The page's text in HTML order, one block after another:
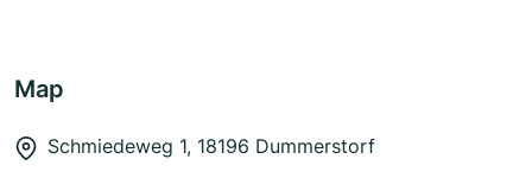
Map
Schmiedeweg 1, 18196 Dummerstorf